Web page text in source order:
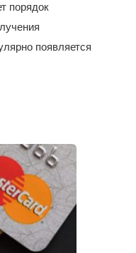
порядок
появляется